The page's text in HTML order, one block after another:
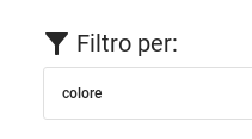
Filtro per:
colore